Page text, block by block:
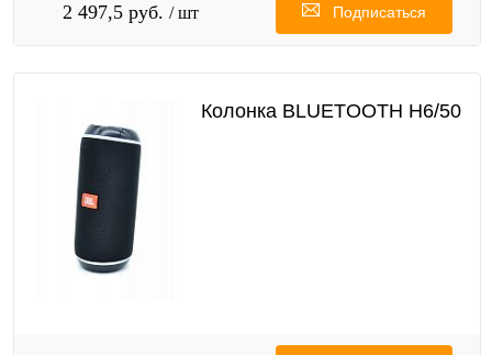
2 497,5 руб. / шт Подписаться
Колонка BLUETOOTH H6/50